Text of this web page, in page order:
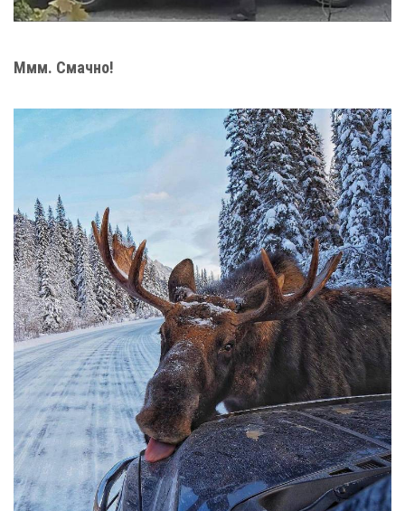
Ммм. Смачно!